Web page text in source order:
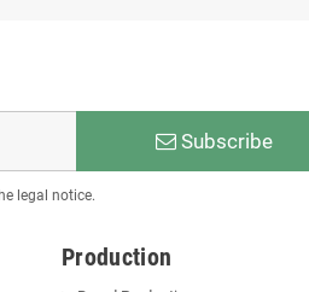
Subscribe
legal notice.
Production